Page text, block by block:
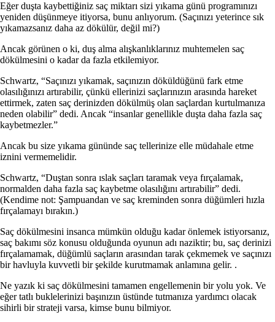
Eğer duşta kaybettiğiniz saç miktarı sizi yıkama günü programınızı
yeniden düşünmeye itiyorsa, bunu anlıyorum. (Saçınızı yeterince sık
yıkamazsanız daha az dökülür, değil mi?)
Ancak görünen o ki, duş alma alışkanlıklarınız muhtemelen saç
dökülmesini o kadar da fazla etkilemiyor.
Schwartz, “Saçınızı yıkamak, saçınızın döküldüğünü fark etme
olasılığınızı artırabilir, çünkü ellerinizi saçlarınızın arasında hareket
ettirmek, zaten saç derinizden dökülmüş olan saçlardan kurtulmanıza
neden olabilir” dedi. Ancak “insanlar genellikle duşta daha fazla saç
kaybetmezler.”
Ancak bu size yıkama gününde saç tellerinize elle müdahale etme
iznini vermemelidir.
Schwartz, “Duştan sonra ıslak saçları taramak veya fırçalamak,
normalden daha fazla saç kaybetme olasılığını artırabilir” dedi.
(Kendime not: Şampuandan ve saç kreminden sonra düğümleri hızla
fırçalamayı bırakın.)
Saç dökülmesini insanca mümkün olduğu kadar önlemek istiyorsanız,
saç bakımı söz konusu olduğunda oyunun adı naziktir; bu, saç derinizi
fırçalamamak, düğümlü saçların arasından tarak çekmemek ve saçınızı
bir havluyla kuvvetli bir şekilde kurutmamak anlamına gelir. .
Ne yazık ki saç dökülmesini tamamen engellemenin bir yolu yok. Ve
eğer tatlı buklelerinizi başınızın üstünde tutmanıza yardımcı olacak
sihirli bir strateji varsa, kimse bunu bilmiyor.